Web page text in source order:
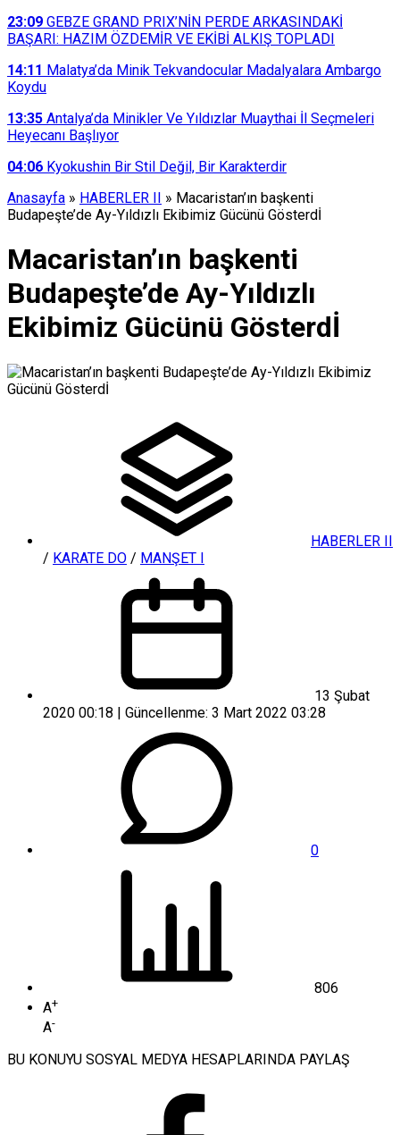
23:09 GEBZE GRAND PRIX’NİN PERDE ARKASINDAKİ
BAŞARI: HAZIM ÖZDEMİR VE EKİBİ ALKIŞ TOPLADI
14:11 Malatya’da Minik Tekvandocular Madalyalara Ambargo
Koydu
13:35 Antalya’da Minikler Ve Yıldızlar Muaythai İl Seçmeleri
Heyecanı Başlıyor
04:06 Kyokushin Bir Stil Değil, Bir Karakterdir
Anasayfa » HABERLER II » Macaristan’ın başkenti
Budapeşte’de Ay-Yıldızlı Ekibimiz Gücünü Gösterdİ
Macaristan’ın başkenti
Budapeşte’de Ay-Yıldızlı
Ekibimiz Gücünü Gösterdİ
HABERLER II
/ KARATE DO / MANŞET I
13 Şubat
2020 00:18 | Güncellenme: 3 Mart 2022 03:28
0
806
A+
A-
BU KONUYU SOSYAL MEDYA HESAPLARINDA PAYLAŞ